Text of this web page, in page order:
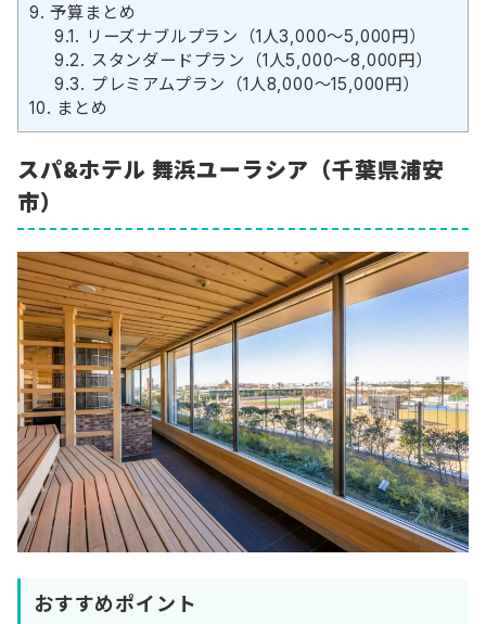
9. 予算まとめ
9.1. リーズナブルプラン（1人3,000〜5,000円）
9.2. スタンダードプラン（1人5,000〜8,000円）
9.3. プレミアムプラン（1人8,000〜15,000円）
10. まとめ
スパ&ホテル 舞浜ユーラシア（千葉県浦安
市）
おすすめポイント